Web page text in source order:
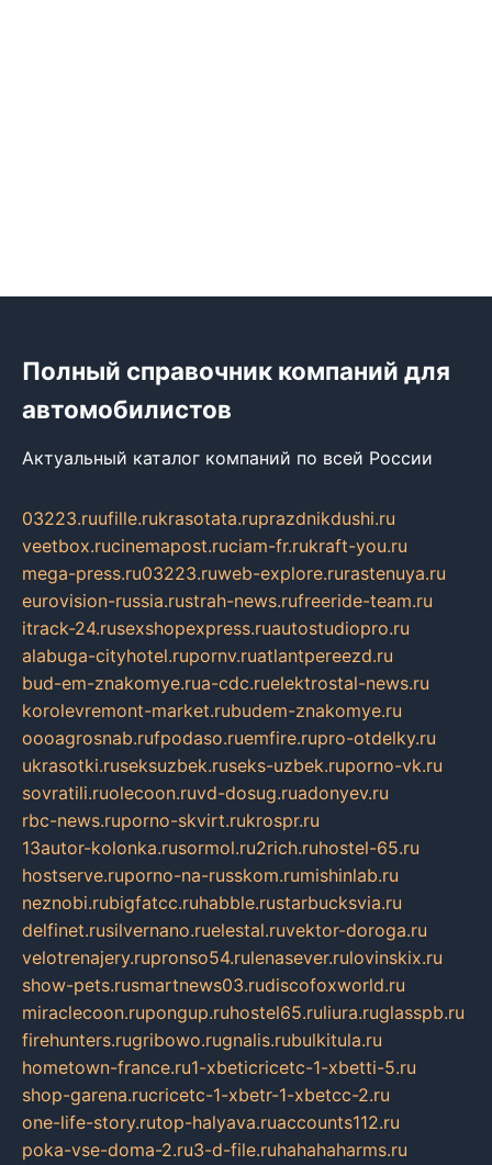
Полный справочник компаний для
автомобилистов
Актуальный каталог компаний по всей России
03223.ruufille.rukrasotata.ruprazdnikdushi.ru
veetbox.rucinemapost.ruciam-fr.rukraft-you.ru
mega-press.ru03223.ruweb-explore.rurastenuya.ru
eurovision-russia.rustrah-news.rufreeride-team.ru
itrack-24.rusexshopexpress.ruautostudiopro.ru
alabuga-cityhotel.rupornv.ruatlantpereezd.ru
bud-em-znakomye.rua-cdc.ruelektrostal-news.ru
korolevremont-market.rubudem-znakomye.ru
oooagrosnab.rufpodaso.ruemfire.rupro-otdelky.ru
ukrasotki.ruseksuzbek.ruseks-uzbek.ruporno-vk.ru
sovratili.ruolecoon.ruvd-dosug.ruadonyev.ru
rbc-news.ruporno-skvirt.rukrospr.ru
13autor-kolonka.rusormol.ru2rich.ruhostel-65.ru
hostserve.ruporno-na-russkom.rumishinlab.ru
neznobi.rubigfatcc.ruhabble.rustarbucksvia.ru
delfinet.rusilvernano.ruelestal.ruvektor-doroga.ru
velotrenajery.rupronso54.rulenasever.rulovinskix.ru
show-pets.rusmartnews03.rudiscofoxworld.ru
miraclecoon.rupongup.ruhostel65.ruliura.ruglasspb.ru
firehunters.rugribowo.rugnalis.rubulkitula.ru
hometown-france.ru1-xbeticricetc-1-xbetti-5.ru
shop-garena.rucricetc-1-xbetr-1-xbetcc-2.ru
one-life-story.rutop-halyava.ruaccounts112.ru
poka-vse-doma-2.ru3-d-file.ruhahahaharms.ru